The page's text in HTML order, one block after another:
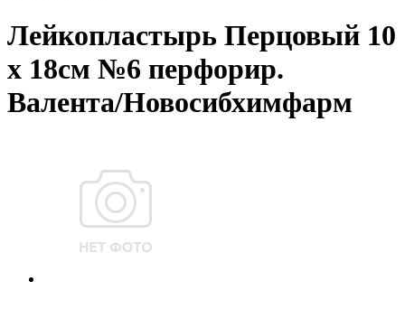
Лейкопластырь Перцовый 10
х 18см №6 перфорир.
Валента/Новосибхимфарм